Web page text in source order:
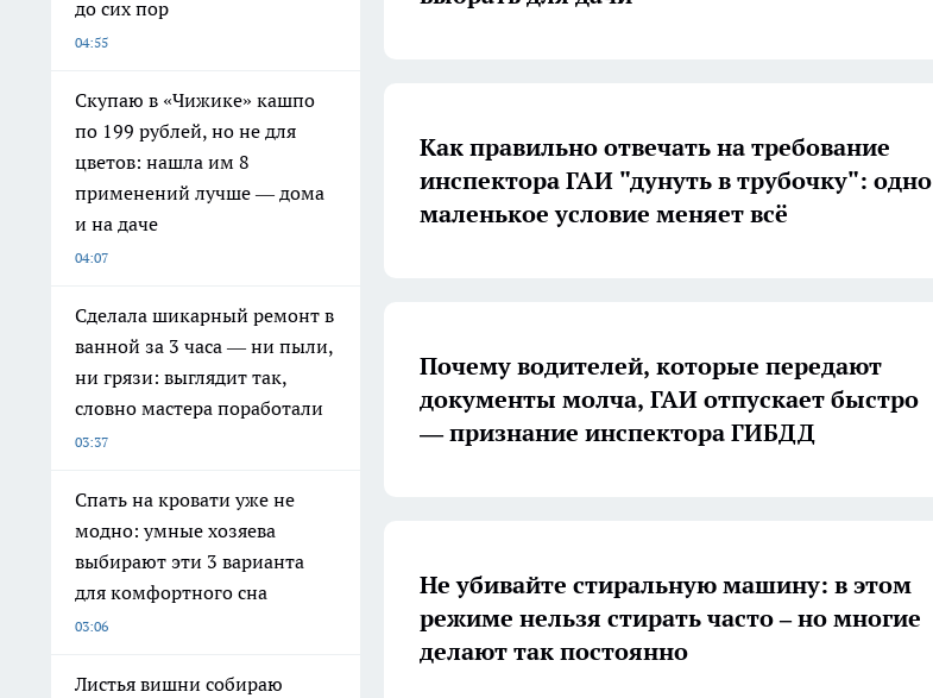
до сих пор
04:55
Скупаю в «Чижике» кашпо
по 199 рублей, но не для
цветов: нашла им 8
применений лучше — дома
и на даче
04:07
Сделала шикарный ремонт в
ванной за 3 часа — ни пыли,
ни грязи: выглядит так,
словно мастера поработали
03:37
Спать на кровати уже не
модно: умные хозяева
выбирают эти 3 варианта
для комфортного сна
03:06
Листья вишни собираю
Как правильно отвечать на требование
инспектора ГАИ "дунуть в трубочку": одно
маленькое условие меняет всё
Почему водителей, которые передают
документы молча, ГАИ отпускает быстро
— признание инспектора ГИБДД
Не убивайте стиральную машину: в этом
режиме нельзя стирать часто – но многие
делают так постоянно